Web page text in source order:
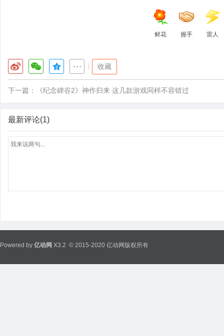
鲜花 握手 雷人
收藏
下一篇： 《纪念碑谷2》神作归来 这几款游戏同样不容错过
最新评论(1)
Powered by 亿动网 X3.2 © 2015-2020 亿动网版权所有